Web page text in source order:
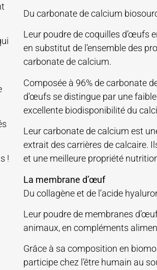
!
Du carbonate de calcium
Leur poudre de coquilles d’œufs
en substitut de l’ensemble des
carbonate de calcium.
Composée à 96% de carbonate
d’œufs se distingue par une
excellente biodisponibilité du
Leur carbonate de calcium est
extrait des carrières de calcaire.
et une meilleure propriété
La membrane d’œuf
Du collagène et de l’acide
Leur poudre de membranes
animaux, en compléments
Grâce à sa composition en
participe chez l’être humain au